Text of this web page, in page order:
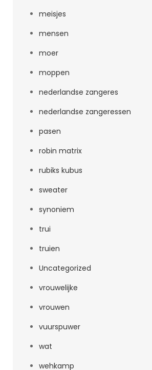
meisjes
mensen
moer
moppen
nederlandse zangeres
nederlandse zangeressen
pasen
robin matrix
rubiks kubus
sweater
synoniem
trui
truien
Uncategorized
vrouwelijke
vrouwen
vuurspuwer
wat
wehkamp